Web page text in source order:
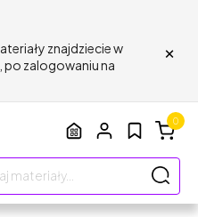
znajdziecie w
po zalogowaniu na
×
0